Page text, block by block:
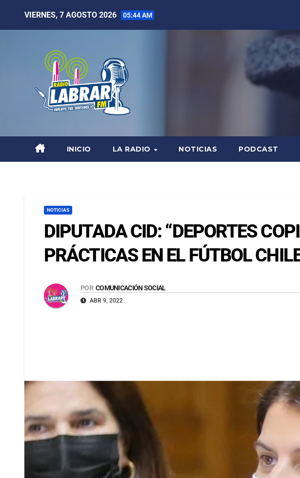
VIERNES, 7 AGOSTO 2026 05:44 AM
INICIO LA RADIO NOTICIAS PODCAST
NOTICIAS
DIPUTADA CID: “DEPORTES
PRÁCTICAS EN EL FÚTBOL
POR COMUNICACIÓN SOCIAL
ABR 9, 2022